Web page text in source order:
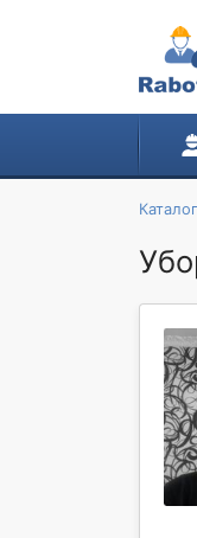
Каталог